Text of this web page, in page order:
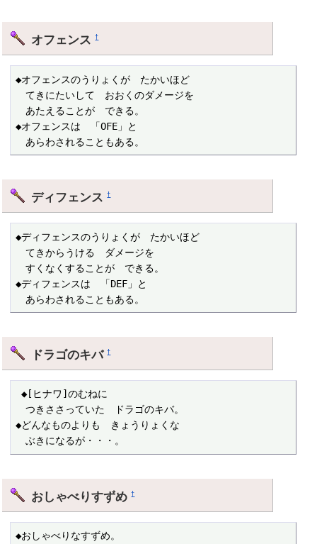
オフェンス†
◆オフェンスのうりょくが　たかいほど
てきにたいして　おおくのダメージを
あたえることが　できる。
◆オフェンスは　「OFE」と
あらわされることもある。
ディフェンス†
◆ディフェンスのうりょくが　たかいほど
てきからうける　ダメージを
すくなくすることが　できる。
◆ディフェンスは　「DEF」と
あらわされることもある。
ドラゴのキバ†
◆[ヒナワ]のむねに
つきささっていた　ドラゴのキバ。
◆どんなものよりも　きょうりょくな
ぶきになるが・・・。
おしゃべりすずめ†
◆おしゃべりなすずめ。